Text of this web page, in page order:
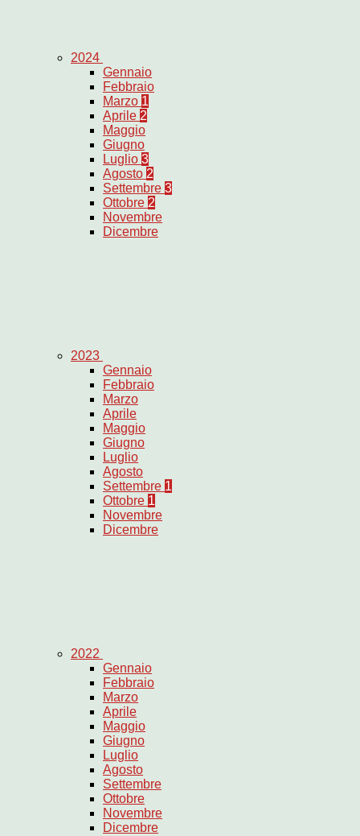
2024
Gennaio
Febbraio
Marzo 1
Aprile 2
Maggio
Giugno
Luglio 3
Agosto 2
Settembre 3
Ottobre 2
Novembre
Dicembre
2023
Gennaio
Febbraio
Marzo
Aprile
Maggio
Giugno
Luglio
Agosto
Settembre 1
Ottobre 1
Novembre
Dicembre
2022
Gennaio
Febbraio
Marzo
Aprile
Maggio
Giugno
Luglio
Agosto
Settembre
Ottobre
Novembre
Dicembre